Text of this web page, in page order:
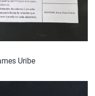
Uribe